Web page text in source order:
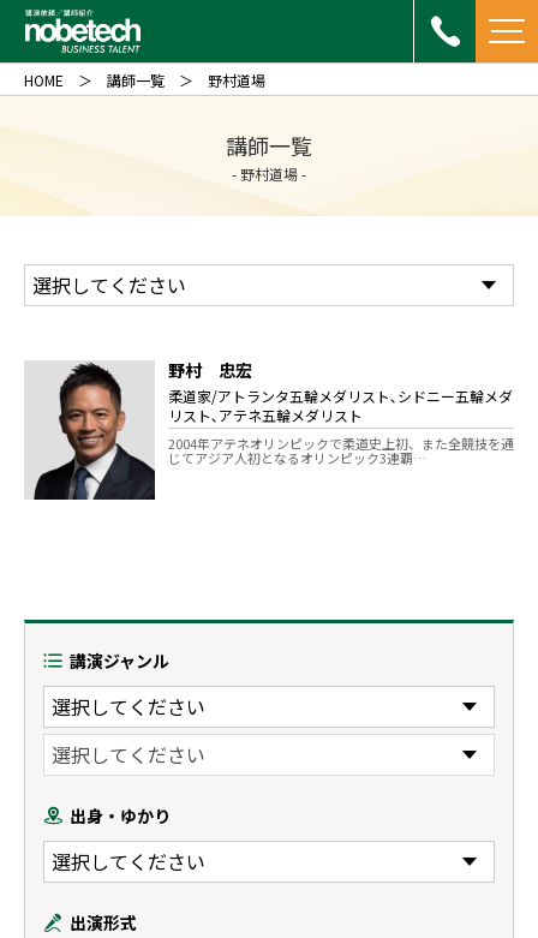
講師一覧
- 野村道場 -
HOME 講師一覧 野村道場
野村 忠宏
柔道家/アトランタ五輪メダリスト､シドニー五輪メダ
リスト､アテネ五輪メダリスト
2004年アテネオリンピックで柔道史上初、また全競技を通
じてアジア人初となるオリンピック3連覇…
講演ジャンル
出身・ゆかり
出演形式